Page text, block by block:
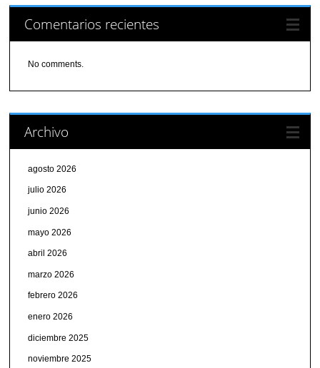
Comentarios recientes
No comments.
Archivo
agosto 2026
julio 2026
junio 2026
mayo 2026
abril 2026
marzo 2026
febrero 2026
enero 2026
diciembre 2025
noviembre 2025